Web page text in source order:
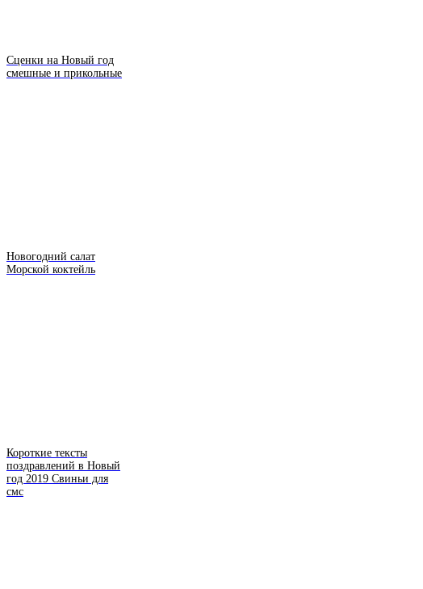
Сценки на Новый год
смешные и прикольные
Новогодний салат
Морской коктейль
Короткие тексты
поздравлений в Новый
год 2019 Свиньи для
смс